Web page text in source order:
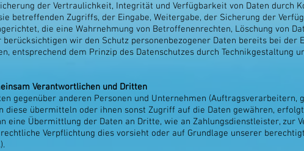
der Vertraulichkeit, Integrität und Verfügbarkeit von Daten durch
betreffenden Zugriffs, der Eingabe, Weitergabe, der Sicherung der
die eine Wahrnehmung von Betroffenenrechten, Löschung von
wir den Schutz personenbezogener Daten bereits bei der
entsprechend dem Prinzip des Datenschutzes durch Technikgestaltung
Verantwortlichen und Dritten
gegenüber anderen Personen und Unternehmen (Auftragsverarbeitern,
übermitteln oder ihnen sonst Zugriff auf die Daten gewähren,
eine Übermittlung der Daten an Dritte, wie an Zahlungsdienstleister, zur
Verpflichtung dies vorsieht oder auf Grundlage unserer